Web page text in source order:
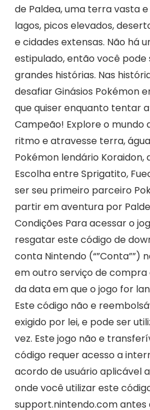
de Paldea, uma terra vasta
lagos, picos elevados,
e cidades extensas. Não há
estipulado, então você
grandes histórias. Nas
desafiar Ginásios Pokémon
que quiser enquanto tentar
Campeão! Explore o mundo
ritmo e atravesse terra,
Pokémon lendário Koraidon,
Escolha entre Sprigatito,
ser seu primeiro parceiro
partir em aventura por
Condições Para acessar o
resgatar este código de
conta Nintendo (“”Conta””)
em outro serviço de compra
da data em que o jogo for
Este código não e
exigido por lei, e pode ser
vez. Este jogo não e
código requer acesso a
acordo de usuário aplicável
onde você utilizar este
support.nintendo.com antes